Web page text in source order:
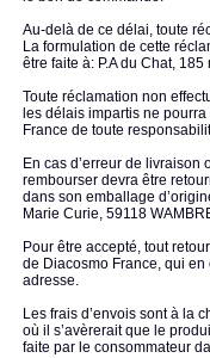
Au-delà de ce délai, toute
La formulation de cette
être faite à: P.A du Chat,
Toute réclamation non
les délais impartis ne
France de toute
En cas d’erreur de livraison
rembourser devra être
dans son emballage
Marie Curie, 59118
Pour être accepté, tout
de Diacosmo France, qui
adresse.
Les frais d’envois sont à la
où il s’avèrerait que le
faite par le consommateur